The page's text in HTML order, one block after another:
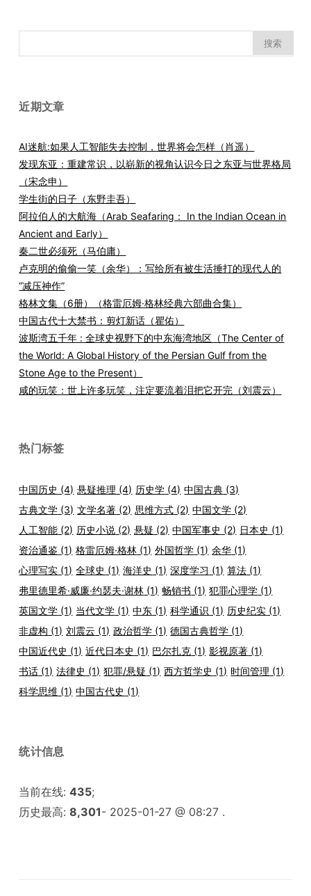
索：
近期文章
AI迷航:如果人工智能失去控制，世界将会怎样（肖遥）
发现东亚：重建常识，以崭新的视角认识今日之东亚与世界格局
（宋念申）
学生街的日子（东野圭吾）
阿拉伯人的大航海（Arab Seafaring： In the Indian Ocean in
Ancient and Early）
秦二世必须死（马伯庸）
卢克明的偷偷一笑（余华）：写给所有被生活捶打的现代人的
“减压神作”
格林文集（6册）（格雷厄姆·格林经典六部曲合集）
中国古代十大禁书：剪灯新话（瞿佑）
波斯湾五千年 : 全球史视野下的中东海湾地区（The Center of
the World: A Global History of the Persian Gulf from the
Stone Age to the Present）
咸的玩笑：世上许多玩笑，注定要流着泪把它开完（刘震云）
热门标签
中国历史 (4) 悬疑推理 (4) 历史学 (4) 中国古典 (3)
古典文学 (3) 文学名著 (2) 思维方式 (2) 中国文学 (2)
人工智能 (2) 历史小说 (2) 悬疑 (2) 中国军事史 (2) 日本史 (1)
资治通鉴 (1) 格雷厄姆·格林 (1) 外国哲学 (1) 余华 (1)
心理写实 (1) 全球史 (1) 海洋史 (1) 深度学习 (1) 算法 (1)
弗里德里希·威廉·约瑟夫·谢林 (1) 畅销书 (1) 犯罪心理学 (1)
英国文学 (1) 当代文学 (1) 中东 (1) 科学通识 (1) 历史纪实 (1)
非虚构 (1) 刘震云 (1) 政治哲学 (1) 德国古典哲学 (1)
中国近代史 (1) 近代日本史 (1) 巴尔扎克 (1) 影视原著 (1)
书话 (1) 法律史 (1) 犯罪/悬疑 (1) 西方哲学史 (1) 时间管理 (1)
科学思维 (1) 中国古代史 (1)
统计信息
当前在线:435;
历史最高:8,301- 2025-01-27 @ 08:27 .